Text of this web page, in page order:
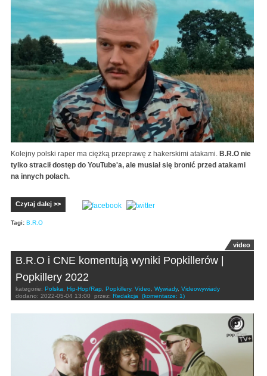
Kolejny polski raper ma ciężką przeprawę z hakerskimi atakami. B.R.O nie
tylko stracił dostęp do YouTube'a, ale musiał się bronić przed atakami
na innych polach.
Czytaj dalej >>
Tagi: B.R.O
video
B.R.O i CNE komentują wyniki Popkillerów |
Popkillery 2022
kategorie: Polska Hip-Hop/Rap Popkillery, Video Wywiady, Videowywiady
dodano: 2022-05-04 13:00 przez: Redakcja (komentarze: 1)